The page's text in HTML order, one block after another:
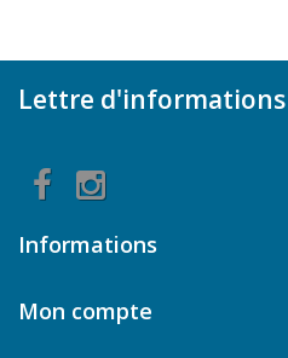
Lettre d'informations
Informations
Mon compte